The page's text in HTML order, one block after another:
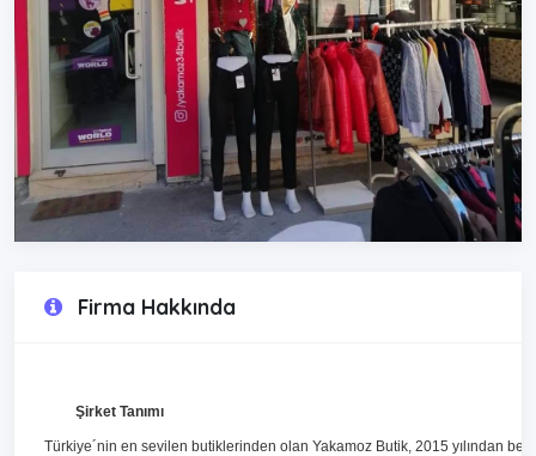
Firma Hakkında
Şirket Tanımı
Türkiye´nin en sevilen butiklerinden olan Yakamoz Butik, 2015 yılından